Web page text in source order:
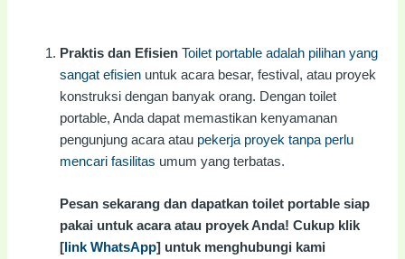
Praktis dan Efisien Toilet portable adalah pilihan yang
sangat efisien untuk acara besar, festival, atau proyek
konstruksi dengan banyak orang. Dengan toilet
portable, Anda dapat memastikan kenyamanan
pengunjung acara atau pekerja proyek tanpa perlu
mencari fasilitas umum yang terbatas.
Pesan sekarang dan dapatkan toilet portable siap
pakai untuk acara atau proyek Anda! Cukup klik
[ link WhatsApp] untuk menghubungi kami